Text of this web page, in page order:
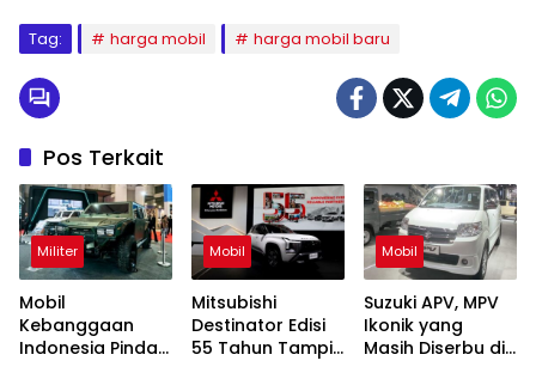
Tag: harga mobil harga mobil baru
Pos Terkait
Militer
Mobil
Kebanggaan
Indonesia Pindad
Mobil
Mitsubishi
Destinator Edisi
55 Tahun Tampil
Mobil
Suzuki APV, MPV
Ikonik yang
Masih Diserbu di